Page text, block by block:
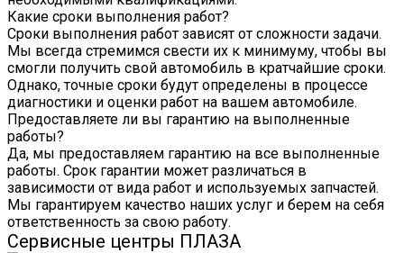
Какие сроки выполнения работ?
Сроки выполнения работ зависят от сложности задачи.
Мы всегда стремимся свести их к минимуму, чтобы вы
смогли получить свой автомобиль в кратчайшие сроки.
Однако, точные сроки будут определены в процессе
диагностики и оценки работ на вашем автомобиле.
Предоставляете ли вы гарантию на выполненные
работы?
Да, мы предоставляем гарантию на все выполненные
работы. Срок гарантии может различаться в
зависимости от вида работ и используемых запчастей.
Мы гарантируем качество наших услуг и берем на себя
ответственность за свою работу.
Сервисные центры ПЛАЗА